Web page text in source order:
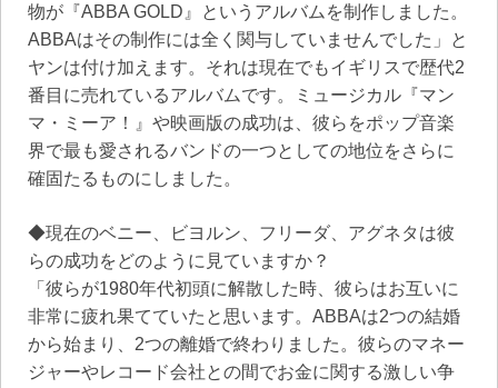
物が『ABBA GOLD』というアルバムを制作しました。
ABBAはその制作には全く関与していませんでした」と
ヤンは付け加えます。それは現在でもイギリスで歴代2
番目に売れているアルバムです。ミュージカル『マン
マ・ミーア！』や映画版の成功は、彼らをポップ音楽
界で最も愛されるバンドの一つとしての地位をさらに
確固たるものにしました。
◆現在のベニー、ビヨルン、フリーダ、アグネタは彼
らの成功をどのように見ていますか？
「彼らが1980年代初頭に解散した時、彼らはお互いに
非常に疲れ果てていたと思います。ABBAは2つの結婚
から始まり、2つの離婚で終わりました。彼らのマネー
ジャーやレコード会社との間でお金に関する激しい争